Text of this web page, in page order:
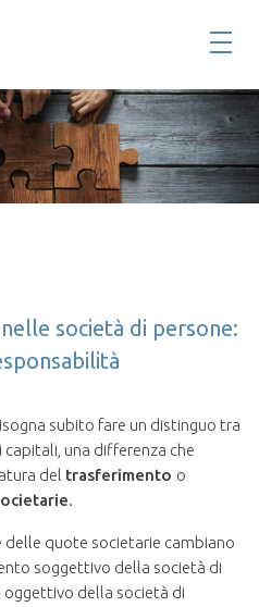
società di persone:
subito fare un distinguo tra
una differenza che
del trasferimento o
.
quote societarie cambiano
soggettivo della società di
della società di